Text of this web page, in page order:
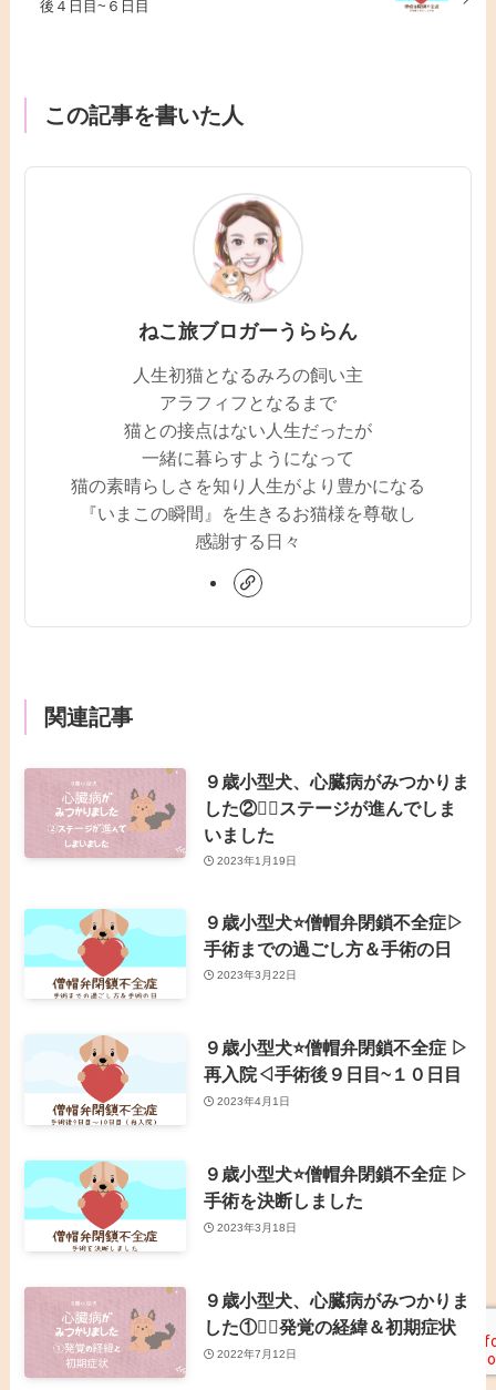
後４日目~６日目
この記事を書いた人
ねこ旅ブロガーうららん
人生初猫となるみろの飼い主
アラフィフとなるまで
猫との接点はない人生だったが
一緒に暮らすようになって
猫の素晴らしさを知り人生がより豊かになる
『いまこの瞬間』を生きるお猫様を尊敬し
感謝する日々
関連記事
９歳小型犬、心臓病がみつかりま
した②👉🏻ステージが進んでしま
いました
2023年1月19日
９歳小型犬⭐僧帽弁閉鎖不全症▷
手術までの過ごし方＆手術の日
2023年3月22日
９歳小型犬⭐僧帽弁閉鎖不全症 ▷
再入院◁手術後９日目~１０日目
2023年4月1日
９歳小型犬⭐僧帽弁閉鎖不全症 ▷
手術を決断しました
2023年3月18日
９歳小型犬、心臓病がみつかりま
した①👉🏻発覚の経緯＆初期症状
2022年7月12日